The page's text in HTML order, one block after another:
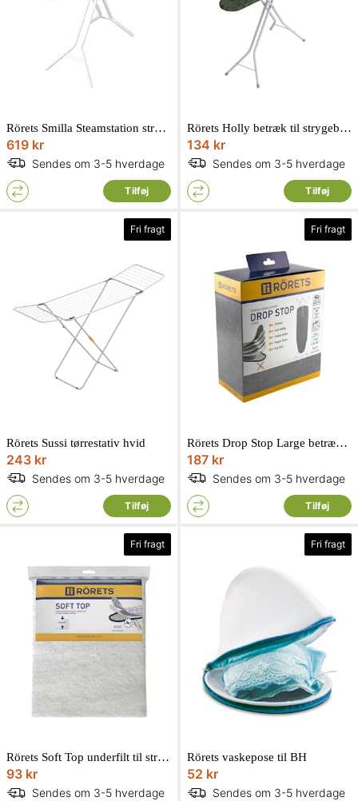
Rörets Smilla Steamstation strygebræt
619 kr
Sendes om 3-5 hverdage
Tilføj
Rörets Holly betræk til strygebræt
134 kr
Sendes om 3-5 hverdage
Tilføj
Fri fragt
Rörets Sussi tørrestativ hvid
243 kr
Sendes om 3-5 hverdage
Tilføj
Fri fragt
Rörets Drop Stop Large betræk til strygebræt
187 kr
Sendes om 3-5 hverdage
Tilføj
Fri fragt
Rörets Soft Top underfilt til strygebrætsbetræk
93 kr
Sendes om 3-5 hverdage
Fri fragt
Rörets vaskepose til BH
52 kr
Sendes om 3-5 hverdage